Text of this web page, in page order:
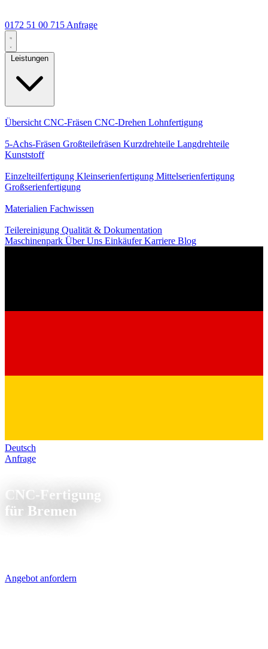
0172 51 00 715 Anfrage
Leistungen
Übersicht CNC-Fräsen CNC-Drehen Lohnfertigung
5-Achs-Fräsen Großteilefräsen Kurzdrehteile Langdrehteile
Kunststoff
Einzelteilfertigung Kleinserienfertigung Mittelserienfertigung
Großserienfertigung
Materialien Fachwissen
Teilereinigung Qualität & Dokumentation
Maschinenpark Über Uns EinkäuferKarriere Blog
Deutsch
Anfrage
CNC-Fertigung
für Bremen
Angebot anfordern